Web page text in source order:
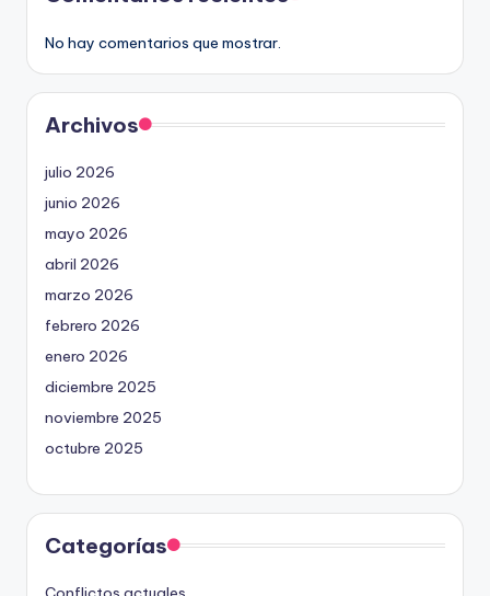
No hay comentarios que mostrar.
Archivos
julio 2026
junio 2026
mayo 2026
abril 2026
marzo 2026
febrero 2026
enero 2026
diciembre 2025
noviembre 2025
octubre 2025
Categorías